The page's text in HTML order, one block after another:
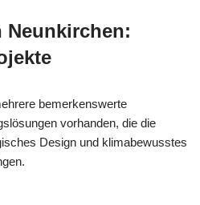
Neunkirchen:
bemerkenswerte
vorhanden, die die
Design und klimabewusstes